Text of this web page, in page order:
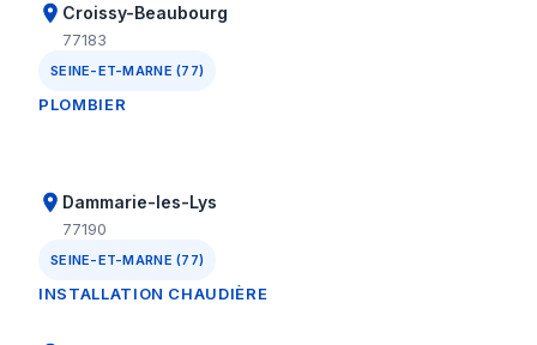
Croissy-Beaubourg
77183
SEINE-ET-MARNE (77)
PLOMBIER
Dammarie-les-Lys
77190
SEINE-ET-MARNE (77)
INSTALLATION CHAUDIÈRE